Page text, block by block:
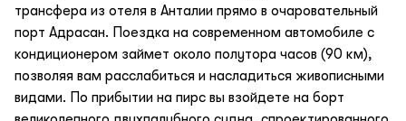
трансфера из отеля в Анталии прямо в очаровательный
порт Адрасан. Поездка на современном автомобиле с
кондиционером займет около полутора часов (90 км),
позволяя вам расслабиться и насладиться живописными
видами. По прибытии на пирс вы взойдете на борт